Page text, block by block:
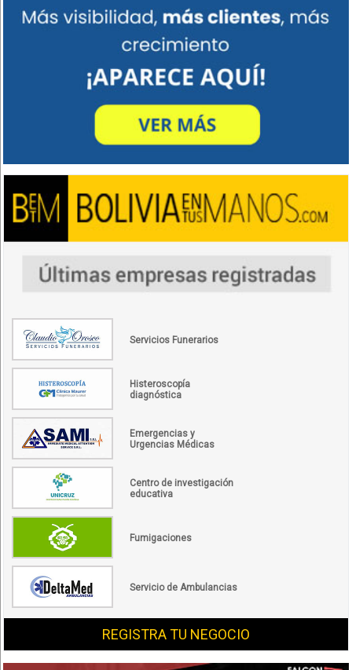
Servicios Funerarios
Histeroscopía
diagnóstica
Emergencias y
Urgencias Médicas
Centro de investigación
educativa
Fumigaciones
Servicio de Ambulancias
REGISTRA TU NEGOCIO